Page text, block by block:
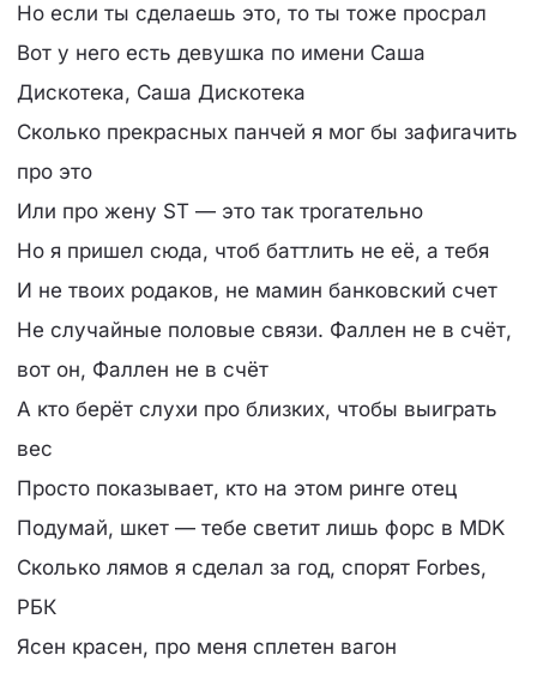
Но если ты сделаешь это, то ты тоже просрал
Вот у него есть девушка по имени Саша
Дискотека, Саша Дискотека
Сколько прекрасных панчей я мог бы зафигачить
про это
Или про жену ST — это так трогательно
Но я пришел сюда, чтоб баттлить не её, а тебя
И не твоих родаков, не мамин банковский счет
Не случайные половые связи. Фаллен не в счёт,
вот он, Фаллен не в счёт
А кто берёт слухи про близких, чтобы выиграть
вес
Просто показывает, кто на этом ринге отец
Подумай, шкет — тебе светит лишь форс в MDK
Сколько лямов я сделал за год, спорят Forbes,
РБК
Ясен красен, про меня сплетен вагон